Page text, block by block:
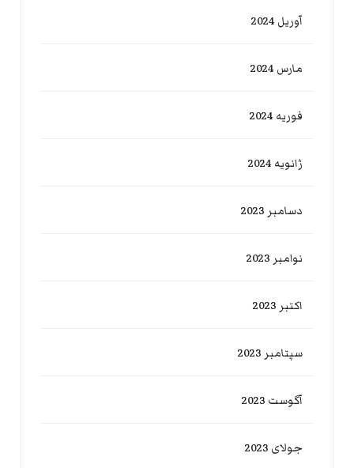
آوریل 2024
مارس 2024
فوریه 2024
ژانویه 2024
دسامبر 2023
نوامبر 2023
اکتبر 2023
سپتامبر 2023
آگوست 2023
جولای 2023